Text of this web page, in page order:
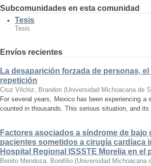
Subcomunidades en esta comunidad
Tesis
Tesis
Envíos recientes
La desaparición forzada de personas,
repetición
Cruz Vilchiz, Brandon (Universidad Michoacana de
For several years, Mexico has been experiencing
counted in thousands. This serious situation, and
Factores asociados a síndrome de
pacientes sometidos a cirugía
Hospital Regional ISSSTE Morelia en
Benito Mendoza, Bonifilio (Universidad Michoacana